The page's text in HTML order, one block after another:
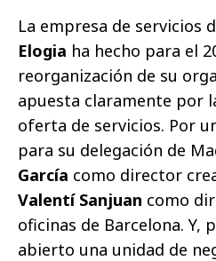
La empresa de servicios
Elogia ha hecho para el
reorganización de su
apuesta claramente por
oferta de servicios. Por
para su delegación de
García como director
Valentí Sanjuan como
oficinas de Barcelona. Y,
abierto una unidad de